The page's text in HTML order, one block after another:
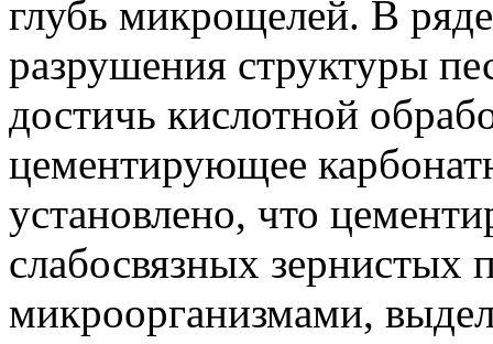
глубь микрощелей. В
разрушения структуры
достичь кислотной
цементирующее
установлено, что
слабосвязных зернистых
микроорганизмами,